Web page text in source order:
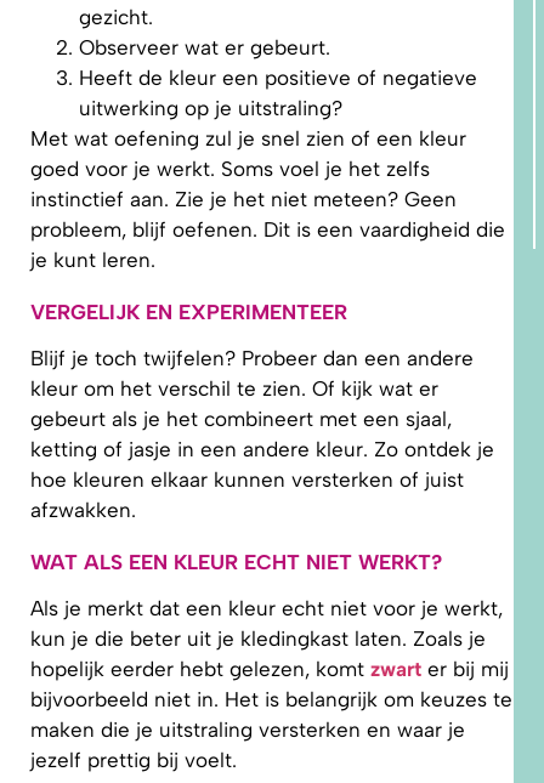
gezicht.
Observeer wat er gebeurt.
Heeft de kleur een positieve of negatieve
uitwerking op je uitstraling?
Met wat oefening zul je snel zien of een kleur
goed voor je werkt. Soms voel je het zelfs
instinctief aan. Zie je het niet meteen? Geen
probleem, blijf oefenen. Dit is een vaardigheid die
je kunt leren.
VERGELIJK EN EXPERIMENTEER
Blijf je toch twijfelen? Probeer dan een andere
kleur om het verschil te zien. Of kijk wat er
gebeurt als je het combineert met een sjaal,
ketting of jasje in een andere kleur. Zo ontdek je
hoe kleuren elkaar kunnen versterken of juist
afzwakken.
WAT ALS EEN KLEUR ECHT NIET WERKT?
Als je merkt dat een kleur echt niet voor je werkt,
kun je die beter uit je kledingkast laten. Zoals je
hopelijk eerder hebt gelezen, komt zwart er bij mij
bijvoorbeeld niet in. Het is belangrijk om keuzes te
maken die je uitstraling versterken en waar je
jezelf prettig bij voelt.